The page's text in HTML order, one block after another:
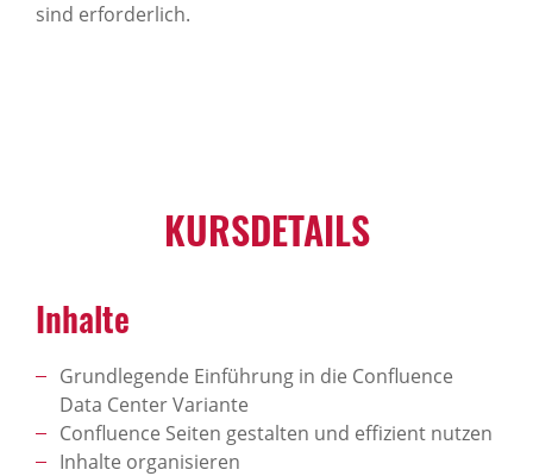
sind erforderlich.
KURSDETAILS
Inhalte
Grundlegende Einführung in die Confluence
Data Center Variante
Confluence Seiten gestalten und effizient nutzen
Inhalte organisieren